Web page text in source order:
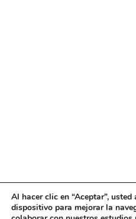
Al hacer clic en “Aceptar”,
dispositivo para mejorar la